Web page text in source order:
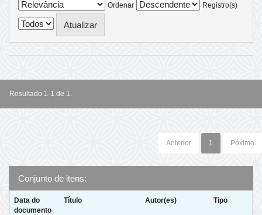
Ordenar
Registro(s)
Resultado 1-1 de 1.
Anterior 1 Póximo
Conjunto de itens:
Data do
documento
Título Autor(es) Tipo